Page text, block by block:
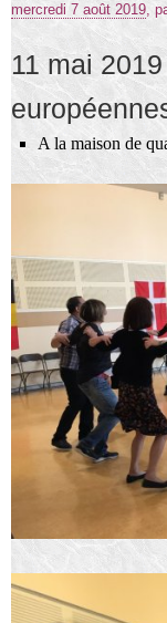
mercredi 7 août 2019,
11 mai
A la maison de